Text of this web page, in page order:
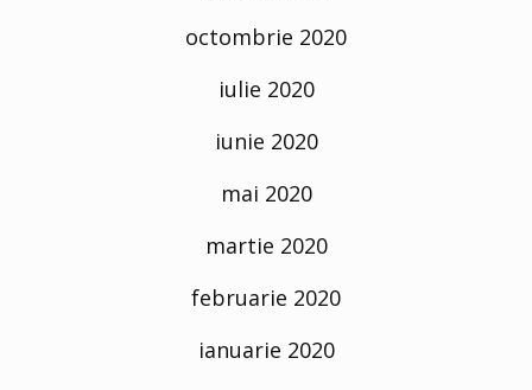
octombrie 2020
iulie 2020
iunie 2020
mai 2020
martie 2020
februarie 2020
ianuarie 2020